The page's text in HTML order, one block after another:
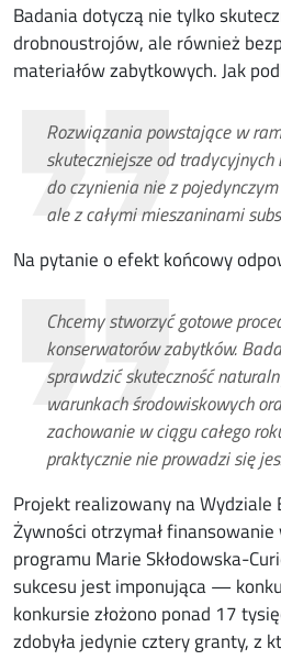
Badania dotyczą nie tylko
drobnoustrojów, ale również
materiałów zabytkowych. Jak
Rozwiązania powstające w
skuteczniejsze od
do czynienia nie z
ale z całymi mieszaninami
Na pytanie o efekt końcowy
Chcemy stworzyć gotowe
konserwatorów zabytków.
sprawdzić skuteczność
warunkach środowiskowych
zachowanie w ciągu całego
praktycznie nie prowadzi się
Projekt realizowany na Wydziale
Żywności otrzymał
programu Marie Skłodowska-
sukcesu jest imponująca —
konkursie złożono ponad 17
zdobyła jedynie cztery granty, z